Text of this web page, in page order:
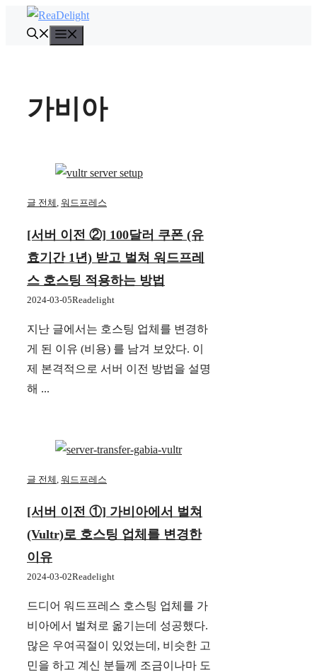
뉴
가비아
글 전체, 워드프레스
[서버 이전 ②] 100달러 쿠폰 (유
효기간 1년) 받고 벌쳐 워드프레
스 호스팅 적용하는 방법
2024-03-05Readelight
지난 글에서는 호스팅 업체를 변경하
게 된 이유 (비용) 를 남겨 보았다. 이
제 본격적으로 서버 이전 방법을 설명
해 ...
글 전체 워드프레스
[서버 이전 ①] 가비아에서 벌쳐
(Vultr)로 호스팅 업체를 변경한
이유
2024-03-02Readelight
드디어 워드프레스 호스팅 업체를 가
비아에서 벌쳐로 옮기는데 성공했다.
많은 우여곡절이 있었는데, 비슷한 고
민을 하고 계신 분들께 조금이나마 도